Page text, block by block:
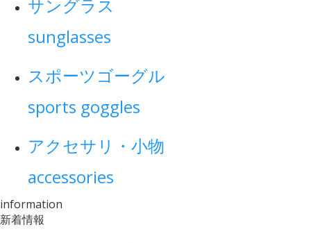
サングラス
sunglasses
スポーツゴーグル
sports goggles
アクセサリ・小物
accessories
information
新着情報